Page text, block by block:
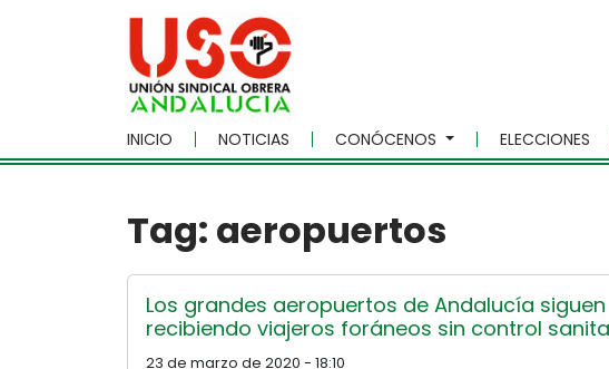
Skip to main content
INICIO NOTICIAS CONÓCENOS ELECCIONES
Tag: aeropuertos
Los grandes aeropuertos de Andalucía siguen
recibiendo viajeros foráneos sin control
23 de marzo de 2020 - 18:10